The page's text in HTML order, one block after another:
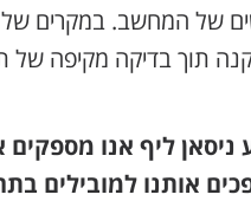
של המחשב. במקרים
תוך בדיקה מקיפה
ליף אנו
אותנו למובילים